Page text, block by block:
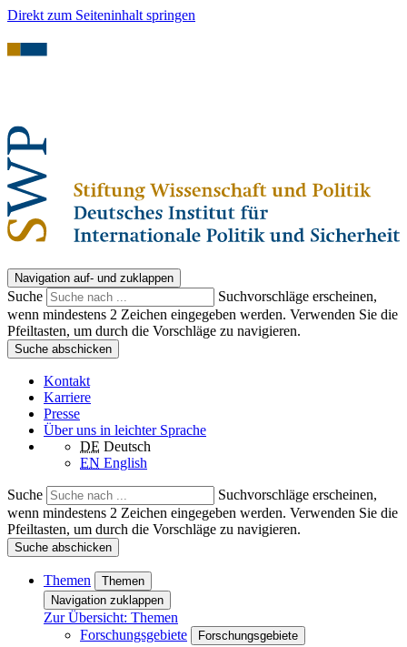
Direkt zum Seiteninhalt springen
Navigation auf- und zuklappen
Suche
Suchvorschläge erscheinen,
wenn mindestens 2 Zeichen eingegeben werden. Verwenden Sie die
Pfeiltasten, um durch die Vorschläge zu navigieren.
Suche abschicken
Kontakt
Karriere
Presse
Über uns in leichter Sprache
DE Deutsch
EN English
Suche
Suchvorschläge erscheinen,
wenn mindestens 2 Zeichen eingegeben werden. Verwenden Sie die
Pfeiltasten, um durch die Vorschläge zu navigieren.
Suche abschicken
Themen
Themen
Navigation zuklappen
Zur Übersicht: Themen
Forschungsgebiete
Forschungsgebiete